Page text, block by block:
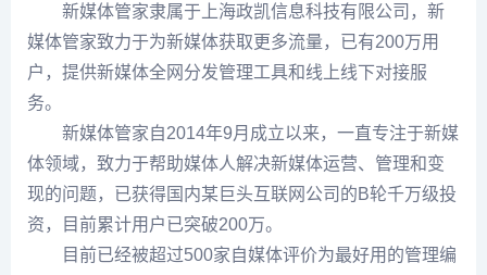
新媒体管家隶属于上海政凯信息科技有限公司，新
媒体管家致力于为新媒体获取更多流量，已有200万用
户，提供新媒体全网分发管理工具和线上线下对接服
务。
新媒体管家自2014年9月成立以来，一直专注于新媒
体领域，致力于帮助媒体人解决新媒体运营、管理和变
现的问题，已获得国内某巨头互联网公司的B轮千万级投
资，目前累计用户已突破200万。
目前已经被超过500家自媒体评价为最好用的管理编